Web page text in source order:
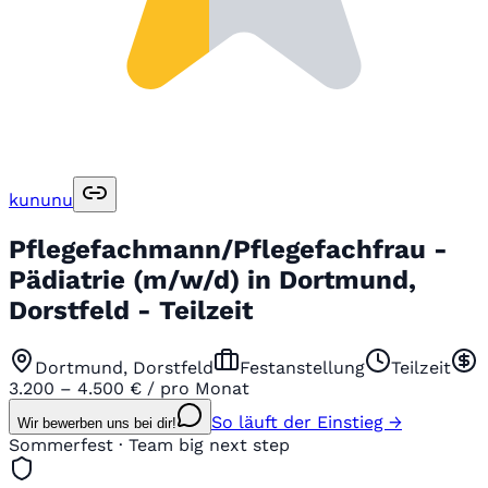
kununu
Pflegefachmann/Pflegefachfrau -
Pädiatrie (m/w/d) in Dortmund,
Dorstfeld - Teilzeit
Dortmund, Dorstfeld Festanstellung
Teilzeit
3.200 – 4.500 € / pro Monat
Wir bewerben uns bei dir!
So läuft der Einstieg →
Sommerfest · Team big next step